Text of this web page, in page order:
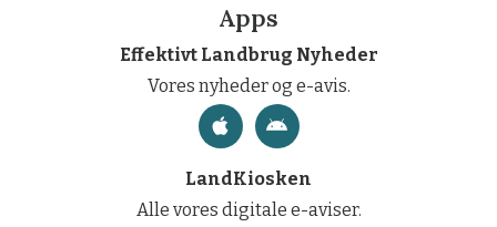
Apps
Effektivt Landbrug Nyheder
Vores nyheder og e-avis.
LandKiosken
Alle vores digitale e-aviser.